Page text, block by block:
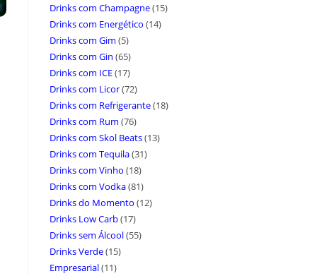
Drinks com Champagne(15)
Drinks com Energético (14)
Drinks com Gim (5)
Drinks com Gin (65)
Drinks com ICE(17)
Drinks com Licor(72)
Drinks com Refrigerante(18)
Drinks com Rum (76)
Drinks com Skol Beats(13)
Drinks com Tequila(31)
Drinks com Vinho (18)
Drinks com Vodka(81)
Drinks do Momento (12)
Drinks Low Carb(17)
Drinks sem Álcool(55)
Drinks Verde(15)
Empresarial(11)